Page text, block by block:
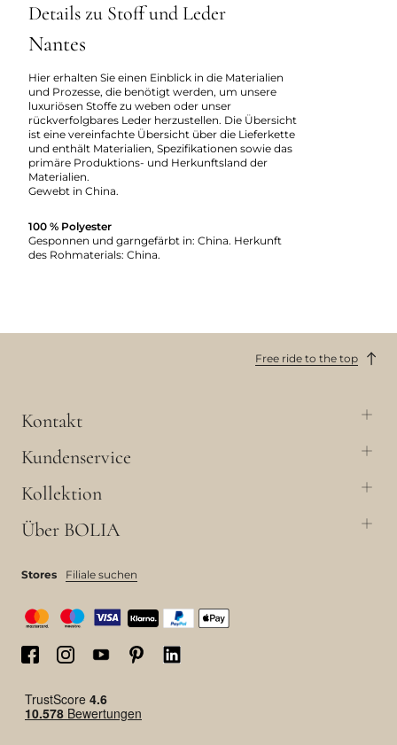
Details zu Stoff und Leder
Nantes
Hier erhalten Sie einen Einblick in die Materialien
und Prozesse, die benötigt werden, um unsere
luxuriösen Stoffe zu weben oder unser
rückverfolgbares Leder herzustellen. Die Übersicht
ist eine vereinfachte Übersicht über die Lieferkette
und enthält Materialien, Spezifikationen sowie das
primäre Produktions- und Herkunftsland der
Materialien.
Gewebt in China.
100 % Polyester
Gesponnen und garngefärbt in: China. Herkunft
des Rohmaterials: China.
Free ride to the top
Kontakt
Kundenservice
Kollektion
Über BOLIA
Stores Filiale suchen